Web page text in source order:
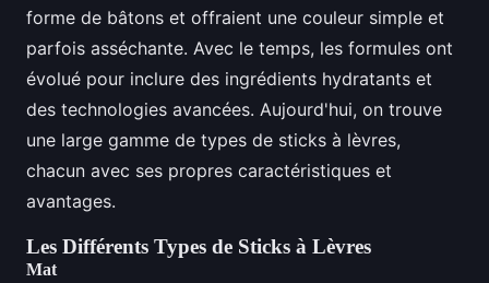
forme de bâtons et offraient une couleur simple et
parfois asséchante. Avec le temps, les formules ont
évolué pour inclure des ingrédients hydratants et
des technologies avancées. Aujourd'hui, on trouve
une large gamme de types de sticks à lèvres,
chacun avec ses propres caractéristiques et
avantages.
Les Différents Types de Sticks à Lèvres
Mat